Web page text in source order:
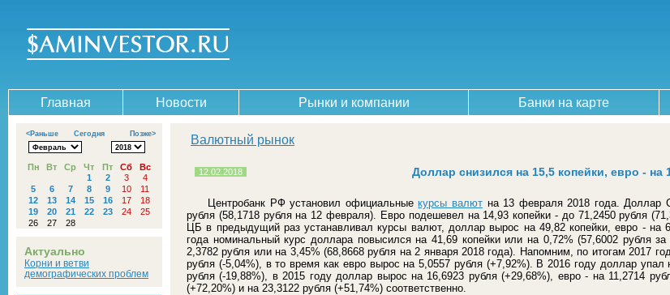
Главная Новости Рынки и компании Банки на карте
<Раньше Сегодня Позже>
Пн Вт Ср Чт Пт Сб
Вс
1
2 3
4
5
6 7 8 9 10
11
12
13 14 15 16 17
18
19
20 21 22 23 24
25
26
27 28
Актуально
Корни и ветви
демографических проблем
Валютный рынок
12.02.2018 Доллар снизился на 15,5 копейки, евро - на
Центробанк РФ установил официальныекурсы валютна 13 февраля 2018 года. Доллар
рубля (58,1718 рубля на 12 февраля). Евро подешевел на 14,93 копейки - до 71,2450 рубля
ЦБ в предыдущий раз устанавливал курсы валют, доллар вырос на 49,82 копейки, евро - на
года номинальный курс доллара повысился на 41,69 копейки или на 0,72% (57,6002 рубля
2,3782 рубля или на 3,45% (68,8668 рубля на 2 января 2018 года). Напомним, по итогам 2017
рубля (-5,04%), в то время как евро вырос на 5,0557 рубля (+7,92%). В 2016 году доллар
рубля (-19,88%), в 2015 году доллар вырос на 16,6923 рубля (+29,68%), евро - на 11,2714
(+72,20%) и на 23,3122 рубля (+51,74%) соответственно.